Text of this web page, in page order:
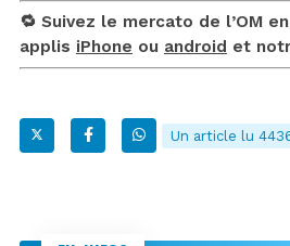
🔁 Suivez le mercato de l’OM
applis iPhone ou android et
Un article lu